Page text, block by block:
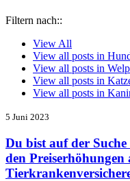
Filtern nach::
View All
View all posts in
View all posts in
View all posts in
View all posts in
5 Juni 2023
Du bist auf der
den Preiserhöhungen